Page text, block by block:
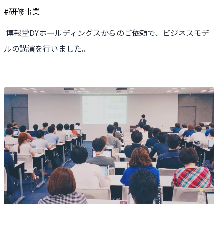
#研修事業
博報堂DYホールディングスからのご依頼で、ビジネスモデ
ルの講演を行いました。